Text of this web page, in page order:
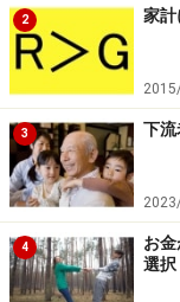
を描く、それが
なのです。
※記事内容は執筆時
い。
2 家計
3 下流
4
お
選択